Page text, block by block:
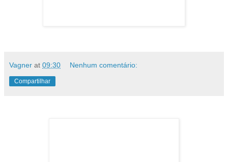
Vagner at 09:30 Nenhum comentário:
Compartilhar